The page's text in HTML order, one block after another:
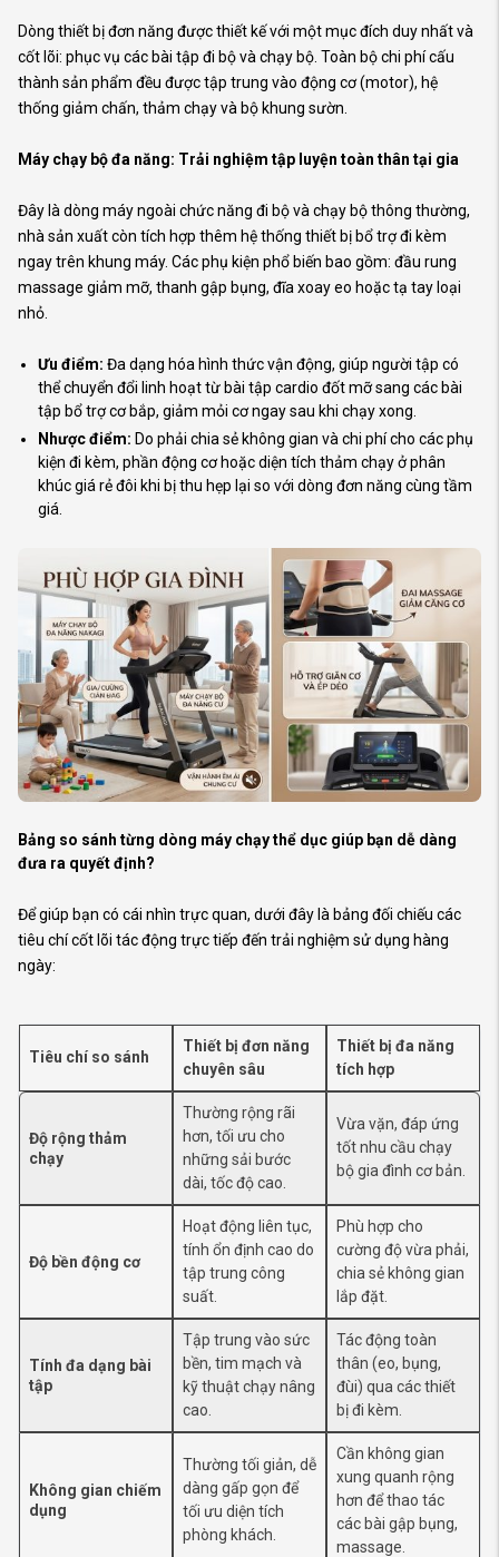
Dòng thiết bị đơn năng được thiết kế với một mục đích duy nhất và
cốt lõi: phục vụ các bài tập đi bộ và chạy bộ. Toàn bộ chi phí cấu
thành sản phẩm đều được tập trung vào động cơ (motor), hệ
thống giảm chấn, thảm chạy và bộ khung sườn.
Máy chạy bộ đa năng: Trải nghiệm tập luyện toàn thân tại gia
Đây là dòng máy ngoài chức năng đi bộ và chạy bộ thông thường,
nhà sản xuất còn tích hợp thêm hệ thống thiết bị bổ trợ đi kèm
ngay trên khung máy. Các phụ kiện phổ biến bao gồm: đầu rung
massage giảm mỡ, thanh gập bụng, đĩa xoay eo hoặc tạ tay loại
nhỏ.
Ưu điểm: Đa dạng hóa hình thức vận động, giúp người tập có
thể chuyển đổi linh hoạt từ bài tập cardio đốt mỡ sang các bài
tập bổ trợ cơ bắp, giảm mỏi cơ ngay sau khi chạy xong.
Nhược điểm: Do phải chia sẻ không gian và chi phí cho các phụ
kiện đi kèm, phần động cơ hoặc diện tích thảm chạy ở phân
khúc giá rẻ đôi khi bị thu hẹp lại so với dòng đơn năng cùng tầm
giá.
Bảng so sánh từng dòng máy chạy thể dục giúp bạn dễ dàng
đưa ra quyết định?
Để giúp bạn có cái nhìn trực quan, dưới đây là bảng đối chiếu các
tiêu chí cốt lõi tác động trực tiếp đến trải nghiệm sử dụng hàng
ngày:
Tiêu chí so sánh
Thiết bị đơn năng
chuyên sâu
Thiết bị đa năng
tích hợp
Độ rộng thảm
chạy
Thường rộng rãi
hơn, tối ưu cho
những sải bước
dài, tốc độ cao.
Vừa vặn, đáp ứng
tốt nhu cầu chạy
bộ gia đình cơ bản.
Độ bền động cơ
Hoạt động liên tục,
tính ổn định cao do
tập trung công
suất.
Phù hợp cho
cường độ vừa phải,
chia sẻ không gian
lắp đặt.
Tính đa dạng bài
tập
Tập trung vào sức
bền, tim mạch và
kỹ thuật chạy nâng
cao.
Tác động toàn
thân (eo, bụng,
đùi) qua các thiết
bị đi kèm.
Không gian chiếm
dụng
Thường tối giản, dễ
dàng gấp gọn để
tối ưu diện tích
phòng khách.
Cần không gian
xung quanh rộng
hơn để thao tác
các bài gập bụng,
massage.